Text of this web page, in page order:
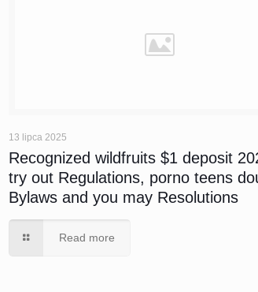
13 lipca 2025
Recognized wildfruits $1 deposit
try out Regulations, porno teens
Bylaws and you may Resolutions
Read more